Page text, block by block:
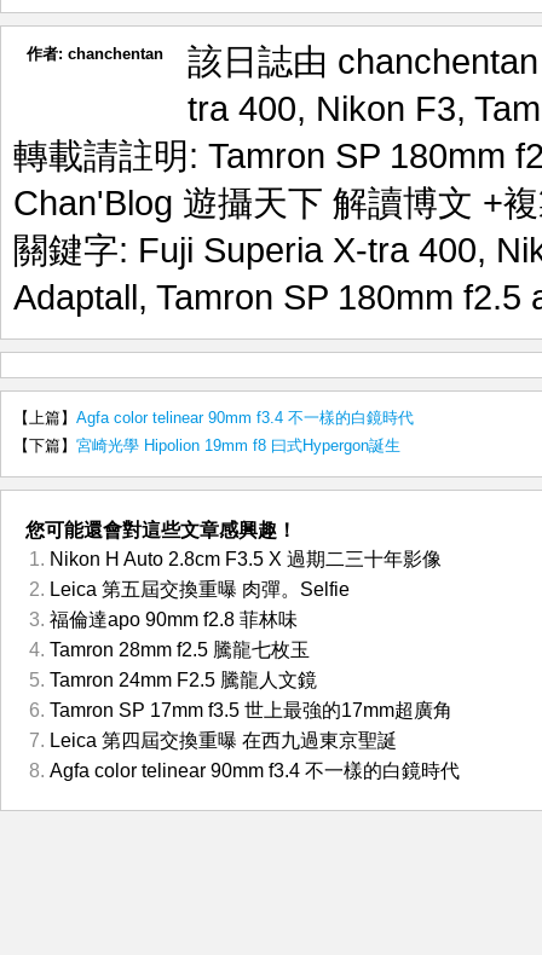
作者: chanchentan
該日誌由
tra 400, Nikon F3,
轉載請註明: Tamron SP 180mm
Chan'Blog 遊攝天下 解讀博文 +
關鍵字: Fuji Superia X-tra 400,
Adaptall, Tamron SP 180mm f2.5
【上篇】 Agfa color telinear 90mm f3.4 不一樣的白鏡時代
【下篇】 宮崎光學 Hipolion 19mm f8 曰式Hypergon誕生
您可能還會對這些文章感興趣！
Nikon H Auto 2.8cm F3.5 X 過期二三十年影像
Leica 第五屆交換重曝 肉彈。Selfie
福倫達apo 90mm f2.8 菲林味
Tamron 28mm f2.5 騰龍七枚玉
Tamron 24mm F2.5 騰龍人文鏡
Tamron SP 17mm f3.5 世上最強的17mm超廣角
Leica 第四屆交換重曝 在西九過東京聖誕
Agfa color telinear 90mm f3.4 不一樣的白鏡時代